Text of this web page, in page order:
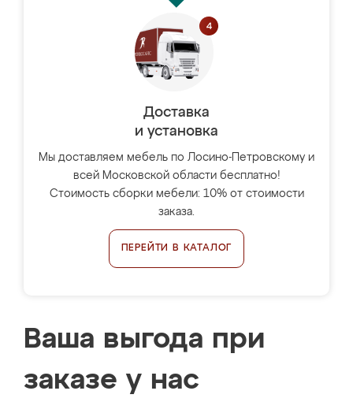
Доставка
и установка
Мы доставляем мебель по Лосино-Петровскому и
всей Московской области бесплатно!
Стоимость сборки мебели: 10% от стоимости
заказа.
ПЕРЕЙТИ В КАТАЛОГ
Ваша выгода при
заказе у нас